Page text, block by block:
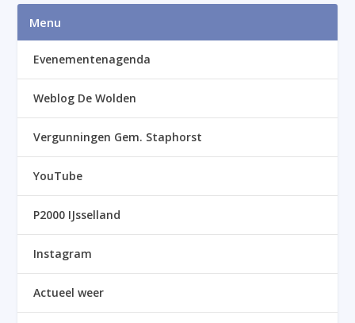
Menu
Evenementenagenda
Weblog De Wolden
Vergunningen Gem. Staphorst
YouTube
P2000 IJsselland
Instagram
Actueel weer